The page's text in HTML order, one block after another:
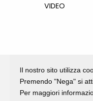
VIDEO
Fondazione
Il nostro sito utilizza
Premendo "Nega" si
Per maggiori